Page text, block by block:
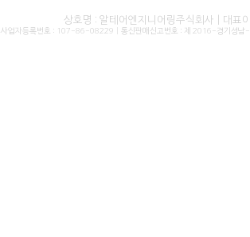
상호명 : 알테어엔지니어링주식회사 | 대표
사업자등록번호 : 107-86-08229 | 통신판매신고번호 : 제 2016-경기성